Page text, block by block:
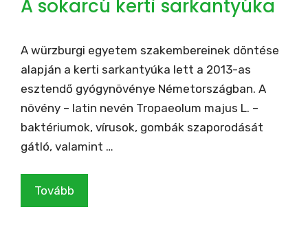
A sokarcú kerti sarkantyúka
A würzburgi egyetem szakembereinek döntése
alapján a kerti sarkantyúka lett a 2013-as
esztendő gyógynövénye Németországban. A
növény – latin nevén Tropaeolum majus L. –
baktériumok, vírusok, gombák szaporodását
gátló, valamint …
Tovább